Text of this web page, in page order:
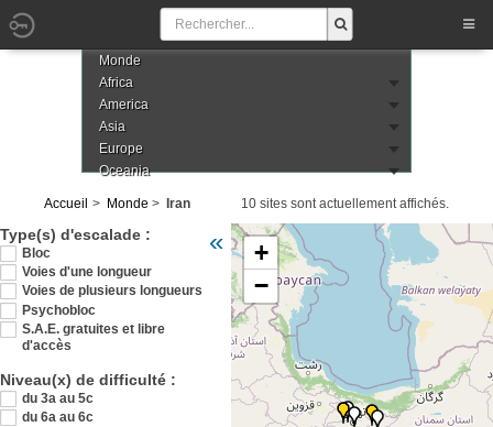
Monde
Africa
America
Asia
Europe
Oceania
Accueil Monde Iran 10 sites sont actuellement affichés.
Type(s) d'escalade :
Bloc
Voies d'une longueur
Voies de plusieurs longueurs
Psychobloc
S.A.E. gratuites et libre
d'accès
Niveau(x) de difficulté :
du 3a au 5c
du 6a au 6c
« Veuillez patienter pendant le chargement
+
−